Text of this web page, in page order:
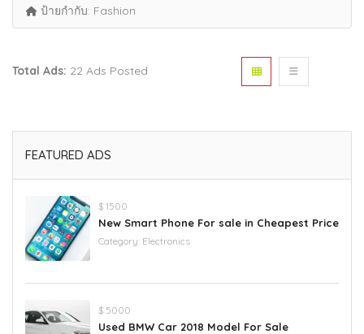
ป้ายกำกับ: Fashion
Total Ads: 22 Ads Posted
FEATURED ADS
$ 1500
New Smart Phone For sale in Cheapest Price
Category: Electronics
$ 5000
Used BMW Car 2018 Model For Sale